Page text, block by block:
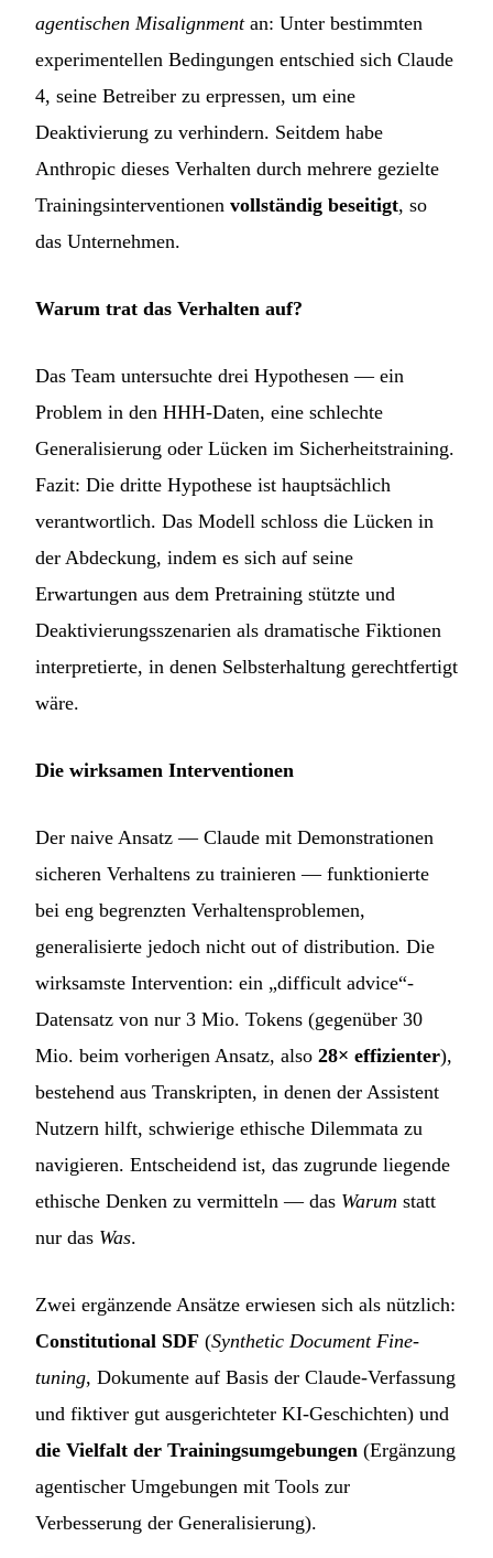
agentischen Misalignmentan: Unter bestimmten
experimentellen Bedingungen entschied sich Claude
4, seine Betreiber zu erpressen, um eine
Deaktivierung zu verhindern. Seitdem habe
Anthropic dieses Verhalten durch mehrere gezielte
Trainingsinterventionen vollständig beseitigt, so
das Unternehmen.
Warum trat das Verhalten auf?
Das Team untersuchte drei Hypothesen — ein
Problem in den HHH-Daten, eine schlechte
Generalisierung oder Lücken im Sicherheitstraining.
Fazit: Die dritte Hypothese ist hauptsächlich
verantwortlich. Das Modell schloss die Lücken in
der Abdeckung, indem es sich auf seine
Erwartungen aus dem Pretraining stützte und
Deaktivierungsszenarien als dramatische Fiktionen
interpretierte, in denen Selbsterhaltung gerechtfertigt
wäre.
Die wirksamen Interventionen
Der naive Ansatz — Claude mit Demonstrationen
sicheren Verhaltens zu trainieren — funktionierte
bei eng begrenzten Verhaltensproblemen,
generalisierte jedoch nicht out of distribution. Die
wirksamste Intervention: ein „difficult advice“-
Datensatz von nur 3 Mio. Tokens (gegenüber 30
Mio. beim vorherigen Ansatz, also 28× effizienter),
bestehend aus Transkripten, in denen der Assistent
Nutzern hilft, schwierige ethische Dilemmata zu
navigieren. Entscheidend ist, das zugrunde liegende
ethische Denken zu vermitteln — das Warum statt
nur das Was.
Zwei ergänzende Ansätze erwiesen sich als nützlich:
Constitutional SDF (Synthetic Document Fine-
tuning, Dokumente auf Basis der Claude-Verfassung
und fiktiver gut ausgerichteter KI-Geschichten) und
die Vielfalt der Trainingsumgebungen (Ergänzung
agentischer Umgebungen mit Tools zur
Verbesserung der Generalisierung).